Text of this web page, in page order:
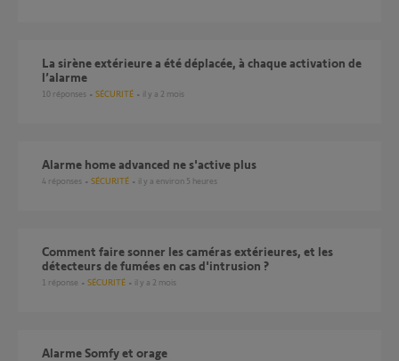
La sirène extérieure a été déplacée, à chaque activation de
l’alarme
10 réponses SÉCURITÉ il y a 2 mois
Alarme home advanced ne s'active plus
4 réponses SÉCURITÉ il y a environ 5 heures
Comment faire sonner les caméras extérieures, et les
détecteurs de fumées en cas d'intrusion ?
1 réponse SÉCURITÉ il y a 2 mois
Alarme Somfy et orage